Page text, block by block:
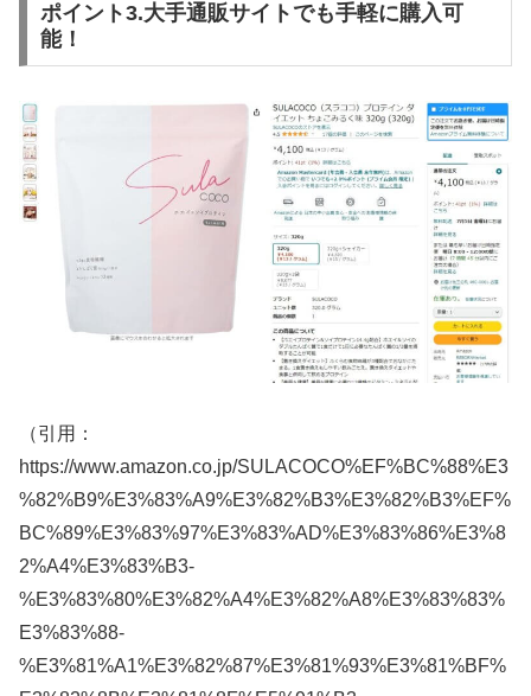
ポイント3.大手通販サイトでも手軽に購入可
能！
（引用：
https://www.amazon.co.jp/SULACOCO%EF%BC%88%E3
%82%B9%E3%83%A9%E3%82%B3%E3%82%B3%EF%
BC%89%E3%83%97%E3%83%AD%E3%83%86%E3%8
2%A4%E3%83%B3-
%E3%83%80%E3%82%A4%E3%82%A8%E3%83%83%
E3%83%88-
%E3%81%A1%E3%82%87%E3%81%93%E3%81%BF%